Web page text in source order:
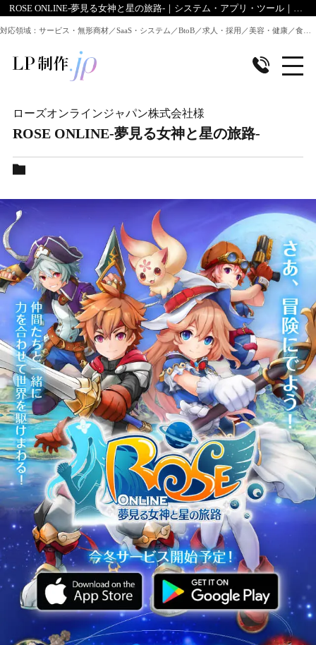
ROSE ONLINE-夢見る女神と星の旅路-｜システム・アプリ・ツール｜LP制作.jpのデザイン実績
ローズオンラインジャパン株式会社様
ROSE ONLINE-夢見る女神と星の旅路-